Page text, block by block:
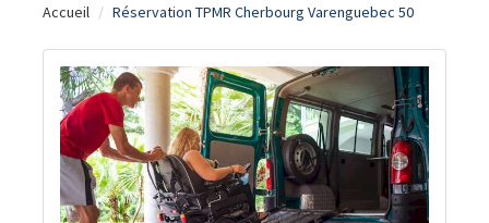
Accueil Réservation TPMR Cherbourg Varenguebec 50